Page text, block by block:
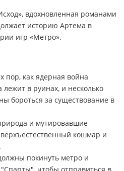
вдохновленная романами
историю Артема в
игр «Метро».
пор, как ядерная война
в руинах, и несколько
бороться за существование в
и мутировавшие
кошмар и
покинуть метро и